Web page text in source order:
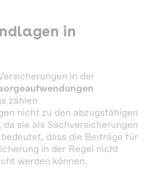
in
in der
zählen
nicht zu den abzugsfähigen
sie als Sachversicherungen
dass die Beiträge für
in der Regel nicht
werden können.